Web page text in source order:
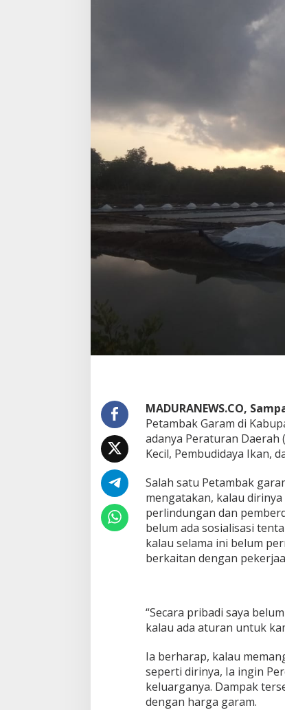
MADURANEWS.CO,
Petambak Garam di
adanya Peraturan Daerah
Kecil, Pembudidaya Ikan,
Salah satu Petambak
mengatakan, kalau
perlindungan dan
belum ada sosialisasi
kalau selama ini belum
berkaitan dengan
“Secara pribadi saya
kalau ada aturan untuk
Ia berharap, kalau
seperti dirinya, Ia ingin
keluarganya. Dampak
dengan harga garam.